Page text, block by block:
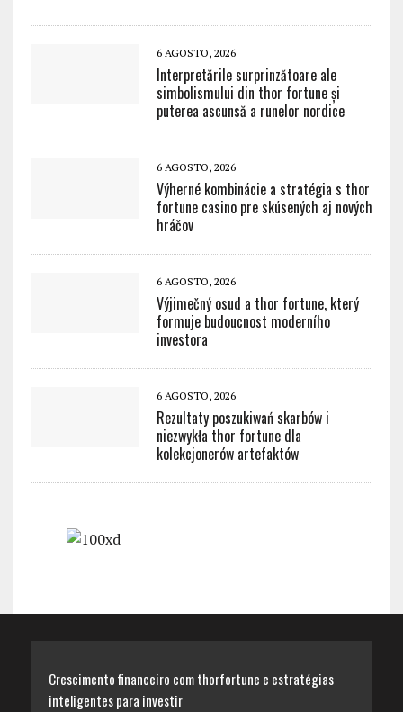
6 AGOSTO, 2026
Interpretările surprinzătoare ale
simbolismului din thor fortune și
puterea ascunsă a runelor nordice
6 AGOSTO, 2026
Výherné kombinácie a stratégia s thor
fortune casino pre skúsených aj nových
hráčov
6 AGOSTO, 2026
Výjimečný osud a thor fortune, který
formuje budoucnost moderního
investora
6 AGOSTO, 2026
Rezultaty poszukiwań skarbów i
niezwykła thor fortune dla
kolekcjonerów artefaktów
Crescimento financeiro com thorfortune e estratégias
inteligentes para investir